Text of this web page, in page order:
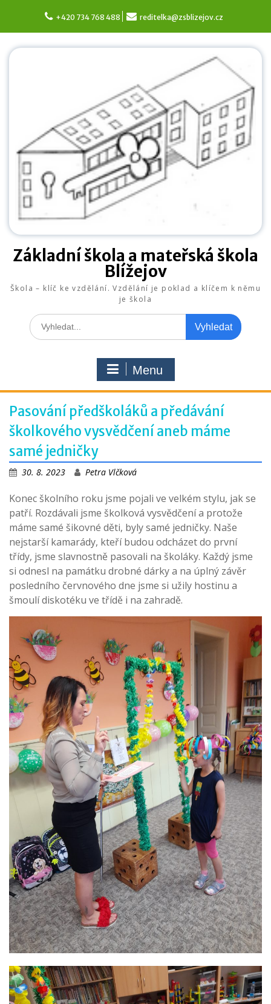
content
+420 734 768 488 reditelka@zsblizejov.cz
Základní škola a mateřská škola
Blížejov
Škola – klíč ke vzdělání. Vzdělání je poklad a klíčem k němu
je škola
Search
for:
Menu
Pasování předškoláků a předávání
školkového vysvědčení aneb máme
samé jedničky
30. 8. 2023 Petra Vlčková
Konec školního roku jsme pojali ve velkém stylu, jak se
patří. Rozdávali jsme školková vysvědčení a protože
máme samé šikovné děti, byly samé jedničky. Naše
nejstarší kamarády, kteří budou odcházet do první
třídy, jsme slavnostně pasovali na školáky. Každý jsme
si odnesl na památku drobné dárky a na úplný závěr
posledního červnového dne jsme si užily hostinu a
šmoulí diskotéku ve třídě i na zahradě.